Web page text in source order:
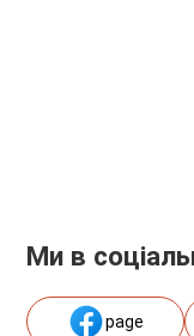
Ми в
page